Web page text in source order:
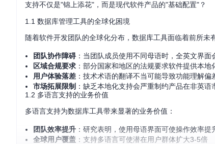
支持不仅是"锦上添花"，而是现代软件产品的"基础配置"？
1.1 数据库管理工具的全球化困境
随着软件开发团队的全球化分布，数据库工具面临着前所未
团队协作障碍：当团队成员使用不同母语时，全英文界
区域合规要求 ：部分国家和地区的法规要求软件提供本地
用户体验落差 ：技术术语的翻译不当可能导致功能理解偏
市场拓展限制 ：缺乏本地化支持会严重制约产品在非英语
1.2 多语言支持的业务价值
多语言支持为数据库工具带来显著的业务价值：
团队效率提升 ：研究表明，使用母语界面可使操作效率
全球用户覆盖 ：支持多语言可使潜在用户群体扩大3-5倍